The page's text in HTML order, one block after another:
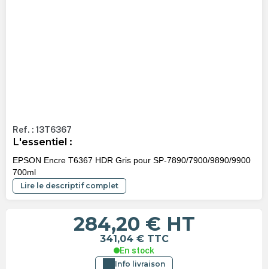
Ref. : 13T6367
L'essentiel :
EPSON Encre T6367 HDR Gris pour SP-7890/7900/9890/9900
700ml
Lire le descriptif complet
284,20 € HT
341,04 € TTC
En stock
Info livraison